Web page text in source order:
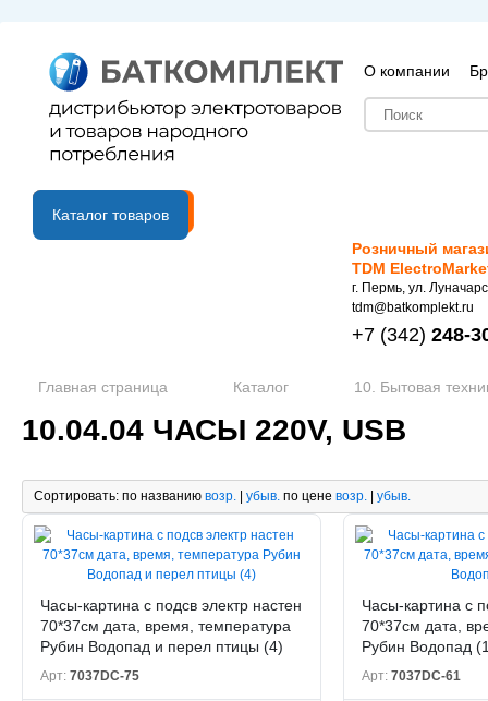
О компании
B2B портал
Каталог товаров
Розничный
TDM
г. Пермь, ул.
tdm@batkomplekt.ru
+7 (342) 248-
Главная страница Каталог 10. Бытовая
10.04.04 ЧАСЫ 220V, USB
Сортировать: по названию возр. | убыв. по цене возр. | убыв.
Часы-картина с подсв электр настен
70*37см дата, время, температура
Рубин Водопад и перел птицы (4)
Арт: 7037DC-75
Часы-картина с
70*37см дата,
Рубин Водопад
Арт: 7037DC-61